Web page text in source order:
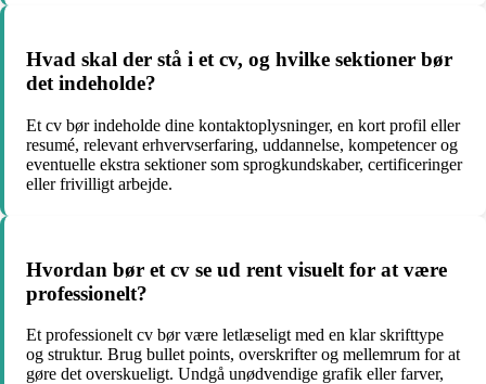
Hvad skal der stå i et cv, og hvilke sektioner bør
det indeholde?
Et cv bør indeholde dine kontaktoplysninger, en kort profil eller
resumé, relevant erhvervserfaring, uddannelse, kompetencer og
eventuelle ekstra sektioner som sprogkundskaber, certificeringer
eller frivilligt arbejde.
Hvordan bør et cv se ud rent visuelt for at være
professionelt?
Et professionelt cv bør være letlæseligt med en klar skrifttype
og struktur. Brug bullet points, overskrifter og mellemrum for at
gøre det overskueligt. Undgå unødvendige grafik eller farver,